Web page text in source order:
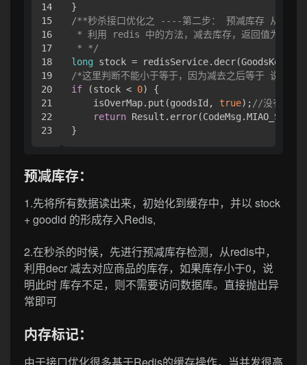
14
15
16
17
18
19
20
21
22
/**秒杀接口优化之 ----第二步： 预减库存 从缓存
* 利用 redis 中的方法，减去库存，返回值为 减去
* */
long stock =
/*这里判断不能小于等于，因为减去之后等于 说明还
if (stock < 0) {
    isOverMap.put(goodsId,
true); //没有库存
return
}
预减库存：
1.先将所有数据读出来，初始化到缓存中，并以 stock
+ goodid 的形成存入Redis,
2.在秒杀的时候，先进行预减库存检测，从redis中，
利用decr 减去对应商品的库存，如果库存小于0，说
明此时 库存不足，则不需要访问数据库。直接抛出异
常即可
内存标记：